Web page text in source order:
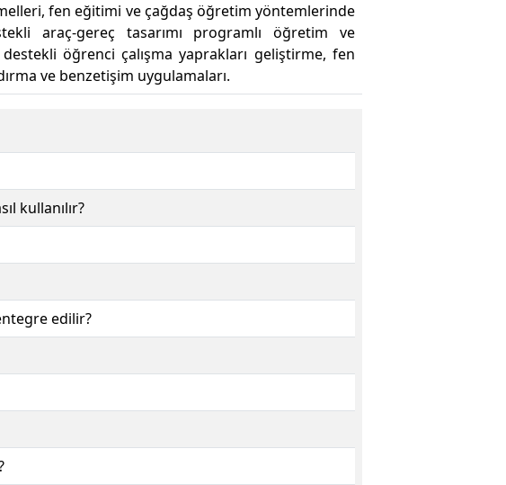
fen eğitimi ve çağdaş öğretim yöntemlerinde
araç-gereç tasarımı programlı öğretim ve
destekli öğrenci çalışma yaprakları geliştirme, fen
ve benzetişim uygulamaları.
kullanılır?
edilir?